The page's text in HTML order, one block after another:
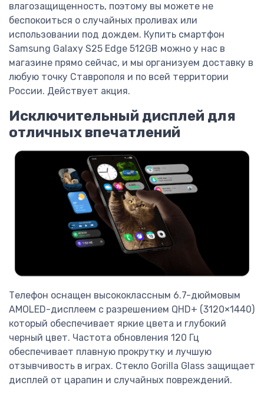
влагозащищенность, поэтому вы можете не
беспокоиться о случайных проливах или
использовании под дождем. Купить смартфон
Samsung Galaxy S25 Edge 512GB можно у нас в
магазине прямо сейчас, и мы организуем доставку в
любую точку Ставрополя и по всей территории
России. Действует акция.
Исключительный дисплей для
отличных впечатлений
Телефон оснащен высококлассным 6.7-дюймовым
AMOLED-дисплеем с разрешением QHD+ (3120×1440)
который обеспечивает яркие цвета и глубокий
черный цвет. Частота обновления 120 Гц
обеспечивает плавную прокрутку и лучшую
отзывчивость в играх. Стекло Gorilla Glass защищает
дисплей от царапин и случайных повреждений.